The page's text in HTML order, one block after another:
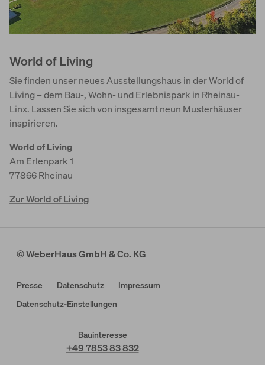
World of Living
Sie finden unser neues Ausstellungshaus in der World of
Living – dem Bau-, Wohn- und Erlebnispark in Rheinau-
Linx. Lassen Sie sich von insgesamt neun Musterhäuser
inspirieren.
World of Living
Am Erlenpark 1
77866 Rheinau
Zur World of Living
© WeberHaus GmbH & Co. KG
Bauinteresse
+49 7853 83 832
Presse Datenschutz
Impressum
Datenschutz-Einstellungen